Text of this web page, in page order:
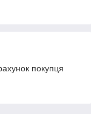
покупця